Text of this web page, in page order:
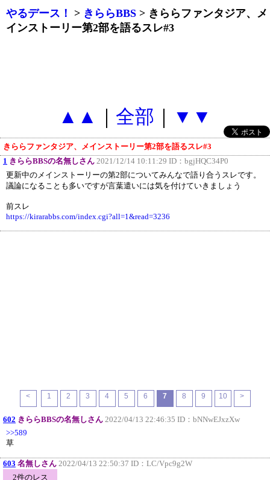
やるデース！ > きららBBS > きららファンタジア、メ
インストーリー第2部を語るスレ#3
▲▲ 全部 ▼▼
きららファンタジア、メインストーリー第2部を語るスレ#3
1 きららBBSの名無しさん 2021/12/14 10:11:29 ID： bgjHQC34P0
更新中のメインストーリーの第2部についてみんなで語り合うスレです。
議論になることも多いですが言葉遣いには気を付けていきましょう
前スレ
https://kirarabbs.com/index.cgi?all=1&read=3236
< 1 2 3 4 5 6 7 8 9 10 >
602 きららBBSの名無しさん 2022/04/13 22:46:35 ID： bNNwEJxzXw
>>589
草
603 名無しさん 2022/04/13 22:50:37 ID： LC/Vpc9g2W
2件のレス